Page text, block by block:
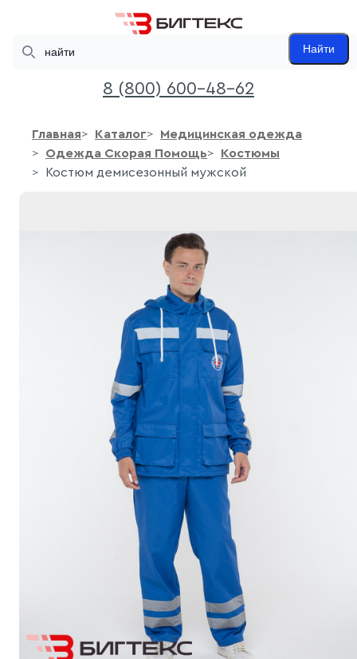
Найти
8 (800) 600-48-62
Главная Каталог
Медицинская одежда
Одежда Скорая Помощь
Костюмы
Костюм демисезонный мужской